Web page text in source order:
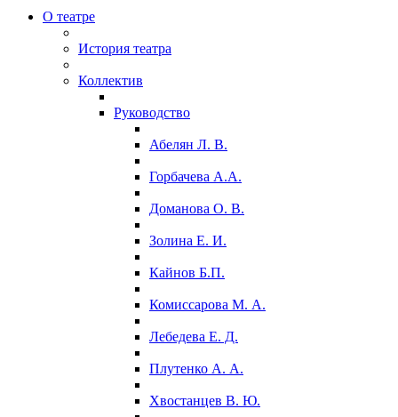
О театре
История театра
Коллектив
Руководство
Абелян Л. В.
Горбачева А.А.
Доманова О. В.
Золина Е. И.
Кайнов Б.П.
Комиссарова М. А.
Лебедева Е. Д.
Плутенко А. А.
Хвостанцев В. Ю.